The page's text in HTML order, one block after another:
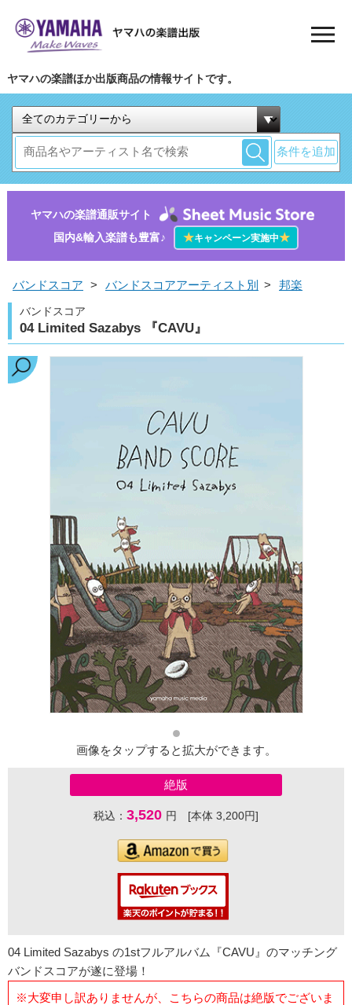
ヤマハの楽譜ほか出版商品の情報サイトです。
条件を追加
ヤマハの楽譜通販サイト
国内&輸入楽譜も豊富♪
★キャンペーン実施中★
バンドスコア > バンドスコアアーティスト別 > 邦楽
バンドスコア
04 Limited Sazabys 『CAVU』
画像をタップすると拡大ができます。
絶版
税込： 3,520 円 [本体 3,200円]
04 Limited Sazabys の1stフルアルバム『CAVU』のマッチング
バンドスコアが遂に登場！
※大変申し訳ありませんが、こちらの商品は絶版でございま